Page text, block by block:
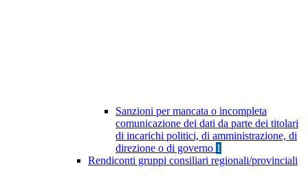
Sanzioni per mancata o incompleta
comunicazione dei dati da parte dei titolari
di incarichi politici, di amministrazione, di
direzione o di governo 1
Rendiconti gruppi consiliari regionali/provinciali